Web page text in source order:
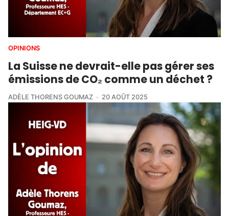
OPINIONS
La Suisse ne devrait-elle pas gérer ses
émissions de CO₂ comme un déchet ?
ADÈLE THORENS GOUMAZ 20 AOÛT 2025